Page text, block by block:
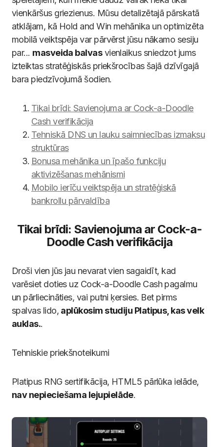
vienkāršus griezienus. Mūsu detalizētajā pārskatā
atklājam, kā Hold and Win mehānika un optimizēta
mobilā veiktspēja var pārvērst jūsu nākamo sesiju
par... masveida balvasvienlaikus sniedzot jums
izteiktas stratēģiskās priekšrocības šajā dzīvīgajā
bara piedzīvojumā šodien.
Tikai brīdi: Savienojuma ar Cock-a-Doodle
Cash verifikācija
Tehniskā DNS un lauku saimniecības izmaksu
struktūras
Bonusa mehānika un īpašo funkciju
aktivizēšanas mehānismi
Mobilo ierīču veiktspēja un stratēģiskā
bankrollu pārvaldība
Tikai brīdi: Savienojuma ar Cock-a-
Doodle Cash verifikācija
Droši vien jūs jau nevarat vien sagaidīt, kad
varēsiet doties uz Cock-a-Doodle Cash pagalmu
un pārliecināties, vai putni ķersies. Bet pirms
spalvas lido, aplūkosim studiju Platipus, kas velk
auklas..
Tehniskie priekšnoteikumi
Platipus RNG sertifikācija, HTML5 pārlūka ielāde,
nav nepieciešama lejupielāde.